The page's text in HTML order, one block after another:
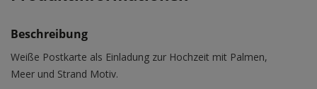
Beschreibung
Weiße Postkarte als Einladung zur Hochzeit mit Palmen,
Meer und Strand Motiv.